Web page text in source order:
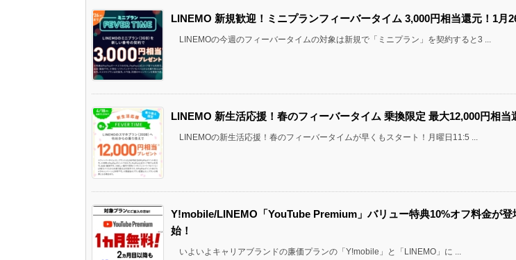
LINEMO 新規歓迎！ミニプランフィーバータイム 3,000円相当還元！1月
LINEMOの今週のフィーバータイムの対象は新規で「ミニプラン」を契約すると3 ...
LINEMO 新生活応援！春のフィーバータイム 乗換限定 最大12,000円相当
LINEMOの新生活応援！春のフィーバータイムが早くもスタート！月曜日11:5 ...
Y!mobile/LINEMO「YouTube Premium」バリュー特典10%オフ料金が登
始！
いよいよキャリアブランドの廉価プランの「Y!mobile」と「LINEMO」に ...